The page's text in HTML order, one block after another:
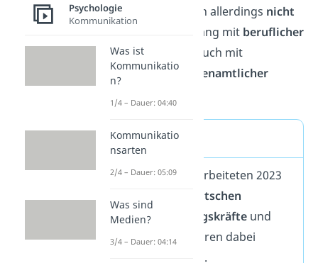
Die Erkrankung kann allerdings nicht
im Zusammenhang mit beruflicher
Tätigkeit, sondern auch mit
Haushalts-oder
ehrenamtlicher
Schon gewusst?
Laut einer Studie arbeiteten 2023
10 % der Deutschen
suchthaft.
Führungskräfteund
Selbstständige
waren dabei
häufiger betroffen.
Psychologie
Kommunikation
Was ist
Kommunikatio
n?
1/4 – Dauer: 04:40
Kommunikatio
nsarten
2/4 – Dauer: 05:09
Was sind
Medien?
3/4 – Dauer: 04:14